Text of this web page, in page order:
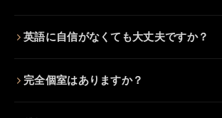
英語に自信がなくても大丈夫ですか？
完全個室はありますか？